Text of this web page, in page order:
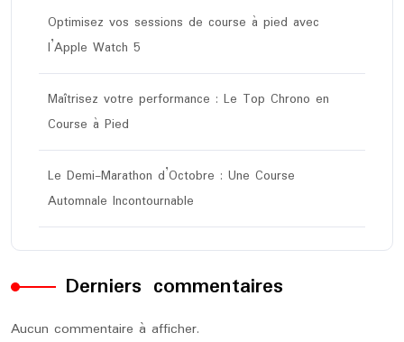
Optimisez vos sessions de course à pied avec
l’Apple Watch 5
Maîtrisez votre performance : Le Top Chrono en
Course à Pied
Le Demi-Marathon d’Octobre : Une Course
Automnale Incontournable
Derniers commentaires
Aucun commentaire à afficher.